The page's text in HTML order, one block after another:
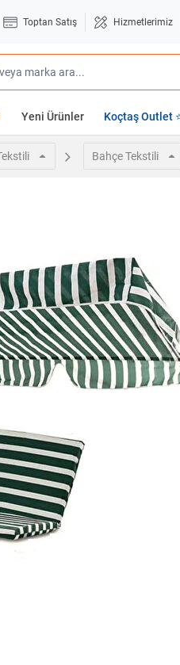
Toptan Satış Hizmetlerimiz
Yeni Ürünler Koçtaş Outlet
Bahçe Tekstili